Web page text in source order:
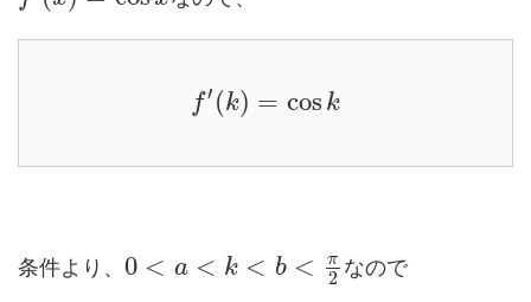
f′ (k) = cos k
条件より、 0 < a < k < b < π
2 なので